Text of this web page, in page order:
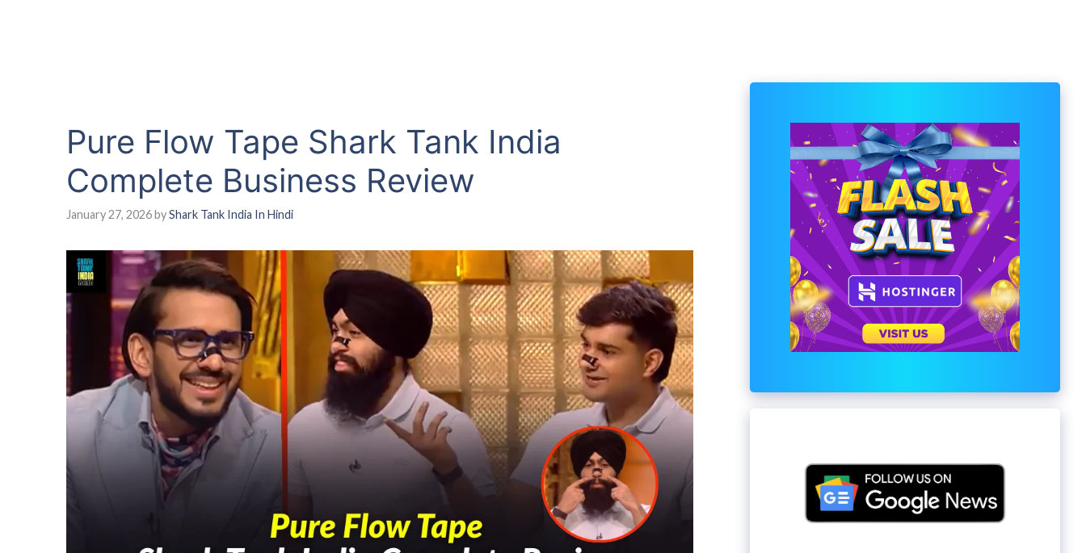
Pure Flow Tape Shark Tank India
Complete Business Review
January 27, 2026byShark Tank India In Hindi